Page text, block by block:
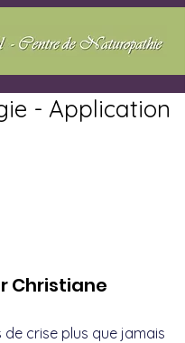
- Application
Christiane
de crise plus que jamais